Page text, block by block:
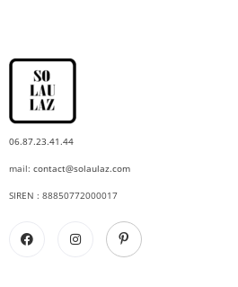
06.87.23.41.44
mail: contact@solaulaz.com
SIREN : 88850772000017